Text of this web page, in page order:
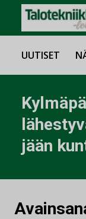
UUTISET
jään